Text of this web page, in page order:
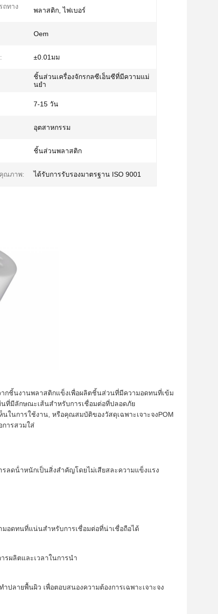
ถทาง พลาสติก, ไฟเบอร์
Oem
±0.01มม
ชิ้นส่วนเครื่องจักรกลซีเอ็นซีที่มีความแม่
นยำ
7-15 วัน
อุตสาหกรรม
ชิ้นส่วนพลาสติก
ณภาพ: ได้รับการรับรองมาตรฐาน ISO 9001
ากชิ้นงานพลาสติกแข็งเพื่อผลิตชิ้นส่วนที่มีความอดทนที่เข้ม
ที่มีลักษณะเส้นสําหรับการเชื่อมต่อที่ปลอดภัย
ในการใช้งาน, หรือคุณสมบัติของวัสดุเฉพาะเจาะจงPOM
ารสวมใส่
ลดน้ําหนักเป็นสิ่งสําคัญโดยไม่เสียสละความแข็งแรง
อดทนที่แน่นสําหรับการเชื่อมต่อที่น่าเชื่อถือได้
ผลิตและเวลาในการนํา
ลายพื้นผิว เพื่อตอบสนองความต้องการเฉพาะเจาะจง